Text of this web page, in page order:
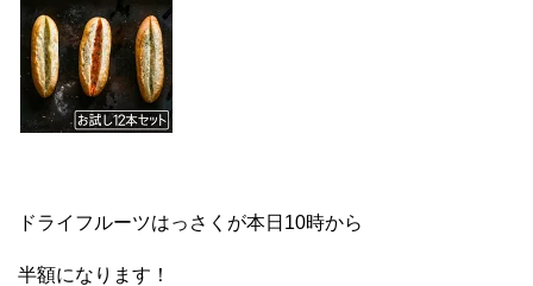
ドライフルーツはっさくが本日10時から
半額になります！